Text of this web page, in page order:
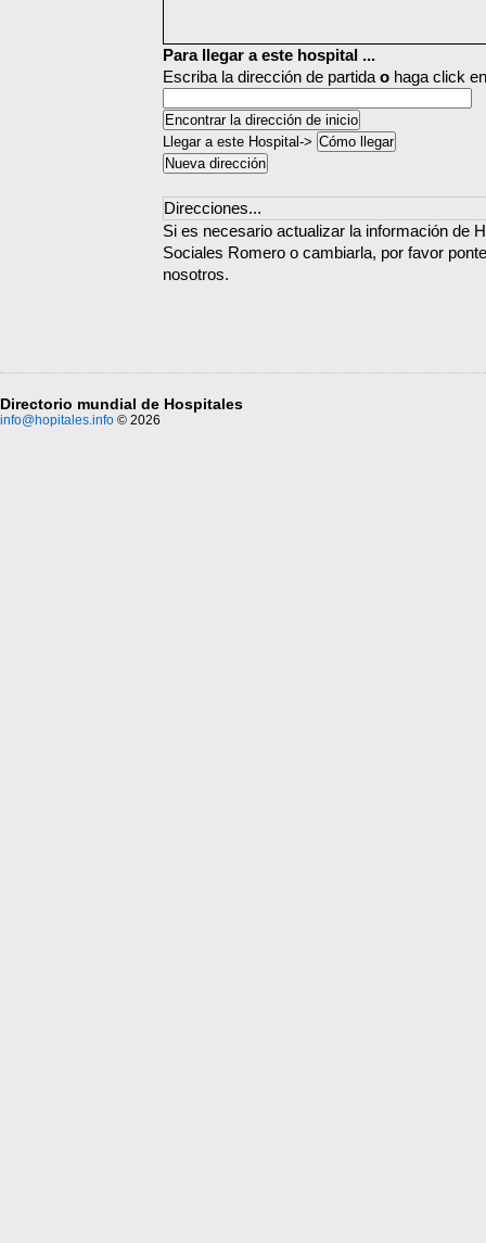
Para llegar a este hospital ...
Escriba la dirección de partida o haga click
Llegar a este Hospital->
Direcciones...
Si es necesario actualizar la información de
Sociales Romero o cambiarla, por favor
nosotros.
Directorio mundial de Hospitales
info@hopitales.info © 2026